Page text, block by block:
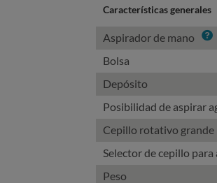
Características generales
Aspirador de mano Info
Bolsa
Depósito
Posibilidad de aspirar
Cepillo rotativo grande
Selector de cepillo
Peso